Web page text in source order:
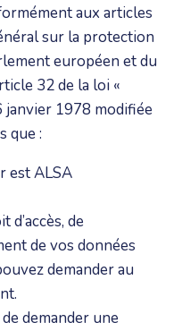
aux articles
sur la protection
européen et du
32 de la loi «
janvier 1978 modifiée
que :
est ALSA
d’accès, de
de vos données
demander au
demander une